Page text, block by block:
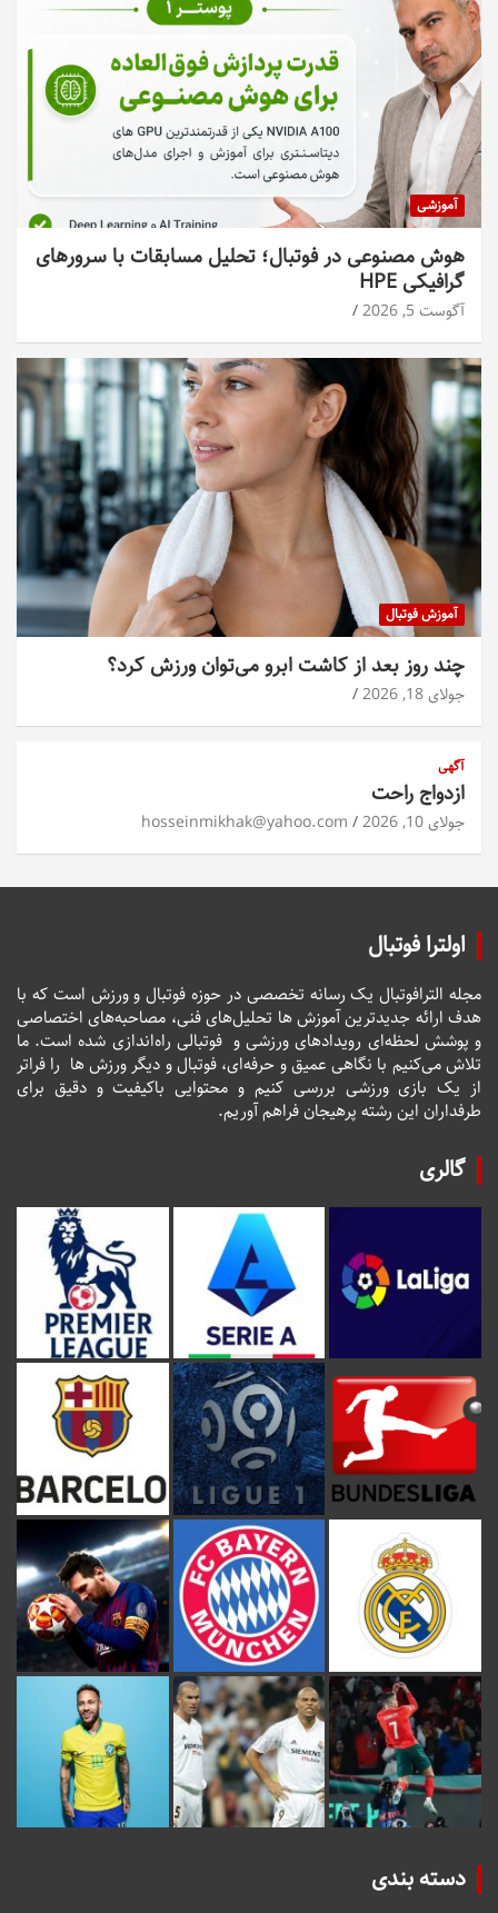
آموزشی
هوش مصنوعی در فوتبال؛ تحلیل مسابقات با سرورهای
گرافیکی HPE
آگوست 5, 2026
آموزش فوتبال
چند روز بعد از کاشت ابرو می‌توان ورزش کرد؟
جولای 18, 2026
آگهی
ازدواج راحت
جولای 10, 2026 hosseinmikhak@yahoo.com
اولترا فوتبال
مجله الترافوتبال یک رسانه تخصصی در حوزه فوتبال و ورزش است که با
هدف ارائه جدیدترین آموزش ها تحلیل‌های فنی، مصاحبه‌های اختصاصی
و پوشش لحظه‌ای رویدادهای ورزشی و فوتبالی راه‌اندازی شده است. ما
تلاش می‌کنیم با نگاهی عمیق و حرفه‌ای، فوتبال و دیگر ورزش ها را فراتر
از یک بازی ورزشی بررسی کنیم و محتوایی باکیفیت و دقیق برای
طرفداران این رشته پرهیجان فراهم آوریم.
گالری
دسته بندی